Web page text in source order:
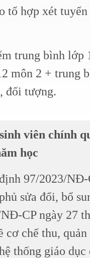
tổ hợp xét
trung bình lớp
môn 2 + trung
đối tượng.
viên chính
học
97/2023/NĐ-
sửa đổi, bổ
CP ngày 27
cơ chế thu,
thống giáo